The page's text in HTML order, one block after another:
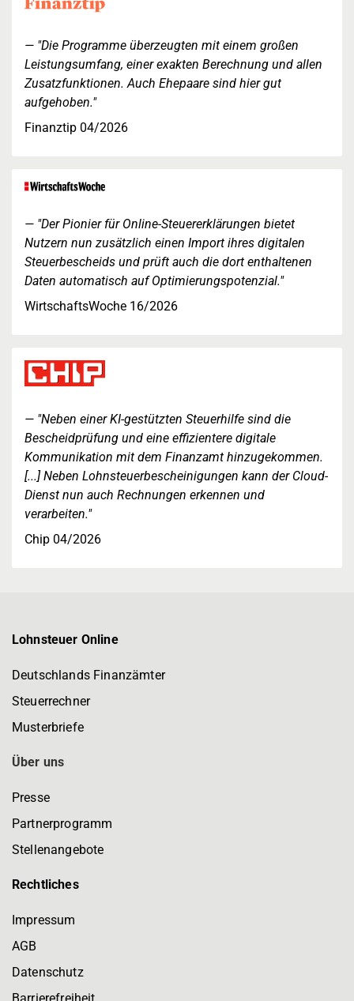
"Die Programme überzeugten mit einem großen
Leistungsumfang, einer exakten Berechnung und allen
Zusatzfunktionen. Auch Ehepaare sind hier gut
aufgehoben."
Finanztip 04/2026
"Der Pionier für Online-Steuererklärungen bietet
Nutzern nun zusätzlich einen Import ihres digitalen
Steuerbescheids und prüft auch die dort enthaltenen
Daten automatisch auf Optimierungspotenzial."
WirtschaftsWoche 16/2026
"Neben einer KI-gestützten Steuerhilfe sind die
Bescheidprüfung und eine effizientere digitale
Kommunikation mit dem Finanzamt hinzugekommen.
[...] Neben Lohnsteuerbescheinigungen kann der Cloud-
Dienst nun auch Rechnungen erkennen und
verarbeiten."
Chip 04/2026
Lohnsteuer Online
Deutschlands Finanzämter
Steuerrechner
Musterbriefe
Über uns
Presse
Partnerprogramm
Stellenangebote
Rechtliches
Impressum
AGB
Datenschutz